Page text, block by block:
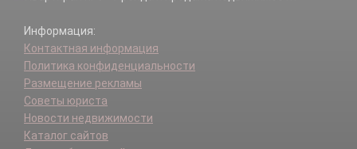
Информация:
Контактная информация
Политика конфиденциальности
Размещение рекламы
Советы юриста
Новости недвижимости
Каталог сайтов